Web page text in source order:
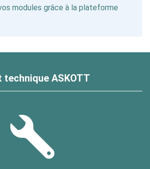
modules grâce à la plateforme
ASKOTT